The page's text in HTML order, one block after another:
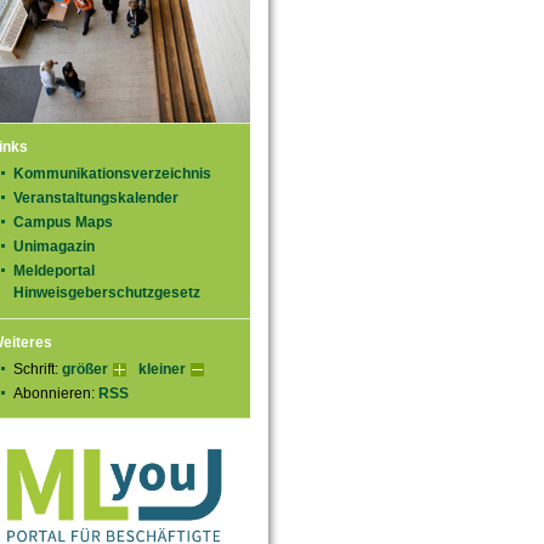
Kommunikationsverzeichnis
Veranstaltungskalender
Campus Maps
Unimagazin
Meldeportal
Hinweisgeberschutzgesetz
Schrift: größer
kleiner
Abonnieren: RSS